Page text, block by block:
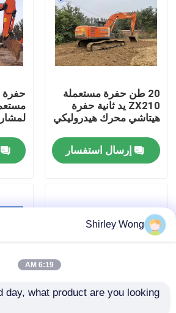
حول بنا
ضبط الجودة
اتصل بنا
محرك Deutz
20 طن حفرة مستعملة
ZX210 يد ثانية حفرة
هيتاشي محرك هيدروليكي
إرسال استفسار
حفرة
حفرة
Shirley Wong
6:19 AM
day, what product are you looking